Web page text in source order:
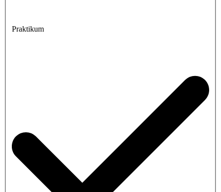
Praktikum